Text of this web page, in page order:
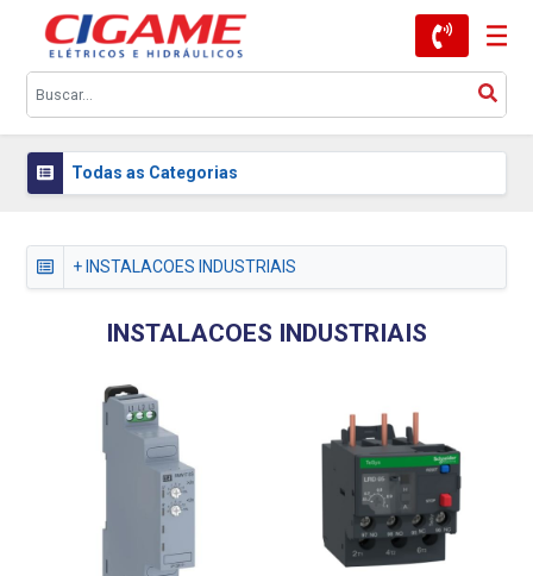
Todas as Categorias
+ INSTALACOES INDUSTRIAIS
INSTALACOES INDUSTRIAIS